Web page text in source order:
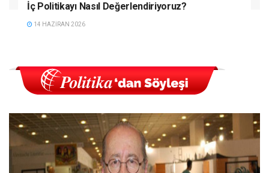
İç Politikayı Nasıl Değerlendiriyoruz?
14 HAZIRAN 2026